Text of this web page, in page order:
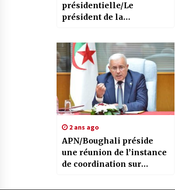
présidentielle/Le
président de la
délégation ministérielle
de la République du Niger
2 ans ago
APN/Boughali préside
une réunion de l’instance
de coordination sur
programmes des